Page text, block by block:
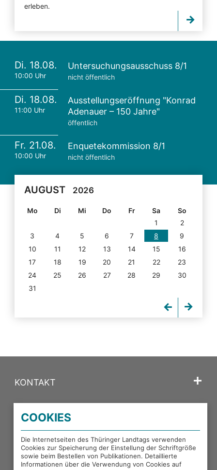
erleben.
Di. 18.08.
10:00 Uhr
Untersuchungsausschuss 8/1
nicht öffentlich
Di. 18.08.
11:00 Uhr
Ausstellungseröffnung "Konrad
Adenauer – 150 Jahre"
öffentlich
Fr. 21.08.
10:00 Uhr
Enquetekommission 8/1
nicht öffentlich
AUGUST 2026
Mo Di Mi Do Fr Sa
So
1
2
3
4 5 6 7 8
9
10
11 12 13 14 15
16
17
18 19 20 21 22
23
24
25 26 27 28 29
30
31
KONTAKT
PORTALE DES THÜRINGER LANDTAGS
EXTERNE LINKS
COOKIES
Die Internetseiten des Thüringer Landtags verwenden
Cookies zur Speicherung der Einstellung der Schriftgröße
sowie beim Bestellen von Publikationen. Detaillierte
Informationen über die Verwendung von Cookies auf